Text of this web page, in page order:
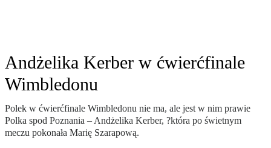
Andżelika Kerber w ćwierćfinale
Wimbledonu
Polek w ćwierćfinale Wimbledonu nie ma, ale jest w nim prawie
Polka spod Poznania – Andżelika Kerber, ?która po świetnym
meczu pokonała Marię Szarapową.